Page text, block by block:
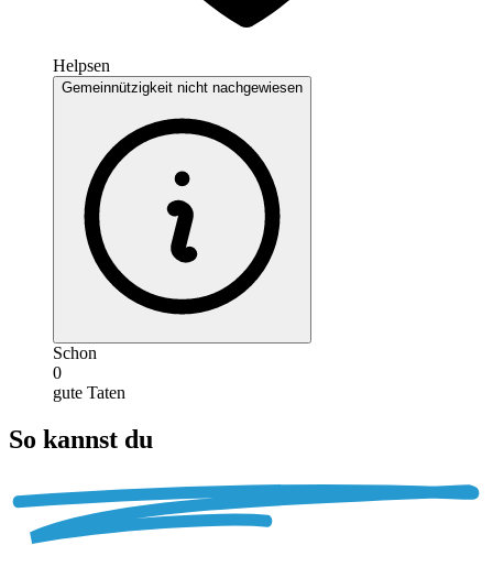
Helpsen
Gemeinnützigkeit nicht nachgewiesen
Schon
0
gute Taten
So kannst du